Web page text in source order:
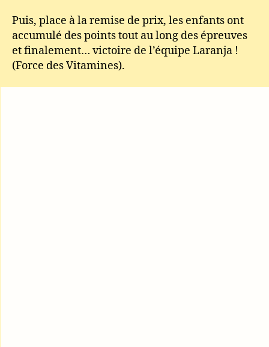
Puis, place à la remise de prix, les enfants ont
accumulé des points tout au long des épreuves
et finalement… victoire de l’équipe Laranja !
(Force des Vitamines).